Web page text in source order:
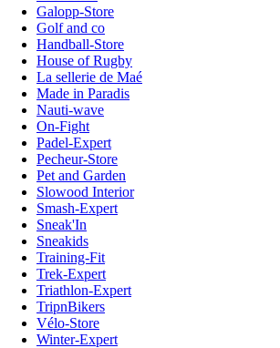
Galopp-Store
Golf and co
Handball-Store
House of Rugby
La sellerie de Maé
Made in Paradis
Nauti-wave
On-Fight
Padel-Expert
Pecheur-Store
Pet and Garden
Slowood Interior
Smash-Expert
Sneak'In
Sneakids
Training-Fit
Trek-Expert
Triathlon-Expert
TripnBikers
Vélo-Store
Winter-Expert